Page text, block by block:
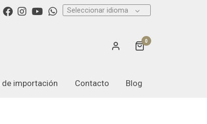
Seleccionar idioma
0
importación Contacto
Blog